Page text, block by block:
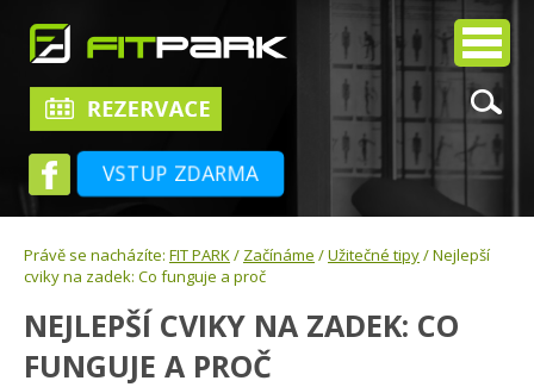
VSTUP ZDARMA
Právě se nacházíte: FIT PARK/ Začínáme /Užitečné tipy/ Nejlepší
cviky na zadek: Co funguje a proč
NEJLEPŠÍ CVIKY NA ZADEK: CO
FUNGUJE A PROČ